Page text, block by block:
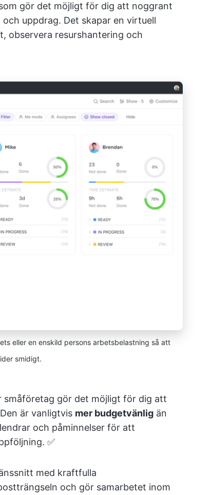
gör det möjligt för dig att noggrant
uppdrag. Det skapar en virtuell
observera resurshantering och
eller en enskild persons arbetsbelastning så att
smidigt.
småföretag gör det möjligt för dig att
är vanligtvis mer budgetvänlig än
och påminnelser för att
✅
med kraftfulla
och gör samarbetet inom